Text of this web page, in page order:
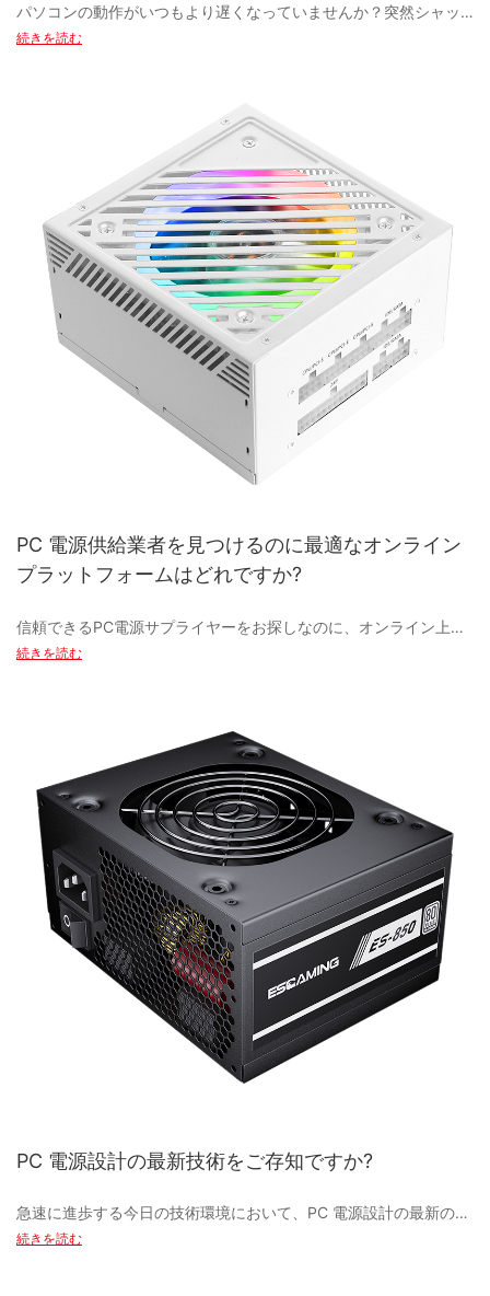
やハードウェアの故障につながる可能性があります。 これに対抗
するために、ゲーミング PC ケースメーカーは、液体冷却システ
冷却システムに加えて、ゲーミング PC ケースのメーカーは、美
観とカスタマイズ オプションにも重点を置いています。 多くのゲ
ーマーは自分のゲーム環境を誇りに思っており、自分の個性や好
みを PC に反映させたいと考えています。 ゲーミング PC ケース
には現在、さまざまなデザイン、色、サイズがあり、ゲーマーは
自分のスタイルに合ったケースを選択できます。 一部のゲーミン
グ PC ケースには、カスタマイズ可能な RGB 照明、強化ガラス パ
ネル、ケーブル管理システムが搭載されており、すっきりと洗練
された外観を実現しています。
ゲーミング PC ケースの製造に関しては、OEM (相手先ブランド製
造会社) と ODM (相手先ブランド設計会社) という 2 つの主なタイ
スを設計および製造します。 どちらのタイプのサプライヤーもゲ
ーミング PC 業界で重要な役割を果たし、ゲーマーが幅広い種類
の高品質ケースから選択できるようにしています。
近年、ゲーミング PC ケースメーカーも、高度な素材や製造技術
る素材で作られているものもあります。 これらの素材は、ケース
の耐久性と美観を向上させるだけでなく、放熱性と全体的なパフ
ォーマンスの向上にも役立ちます。
全体的に、ゲーミング PC ケースの進化は、冷却技術、カスタマ
イズ オプション、製造手法の進歩など、さまざまな要因の組み合
わせによって推進されてきました。 ゲーミング PC はますます強
力かつ洗練されていくため、将来的にはさらに革新的なデザイン
と機能が登場すると予想されます。 カジュアルゲーマーであって
も、ハードコアな愛好家であっても、貴重なハードウェアを保護
し、ゲーム体験を向上させるには、高品質のゲーミング PC ケー
スが不可欠です。 ゲーミング セットアップに最適な品質の製品を
確実に手に入れるために、評判の良いゲーミング PC ケースのサ
プライヤーとメーカーを探してください。
に、高性能の PC を持つことが不可欠です。 ゲーミング PC の重
要なコンポーネントの 1 つはケースです。ケースは内部コンポー
パソコンの動作がいつもより遅くなっていませんか？突然シャッ
トダウンしたりフリーズしたりしていませんか？PCの電源をアッ
説明します。 新しい電源装置への交換時期を示す兆候と、このア
ップグレードを行う利点について詳しく説明します。
電源アップグレードの重要性
テクノロジーが急速に進歩し続けるにつれ、多くのコンピュータ
ー ユーザーは、PC の電源を定期的にアップグレードする必要が
あるかどうか疑問に思うようになります。 この記事では、電源装
置のアップグレードの重要性と、それがすべてのコンピューター
ユーザーにとって優先事項である理由について詳しく説明しま
PC 電源装置は、壁のコンセントからの AC 電源を、コンピュータ
ントです。 信頼できる電源がなければ、コンピュータ システムは
正常に機能できず、システム クラッシュ、ハードウェアの問題、
さらにはコンポーネントの損傷につながる可能性があります。
PC の電源を定期的にアップグレードすることが重要な主な理由の
ネントはより強力になり、エネルギー消費量も増大しているた
め、効率的に動作するにはより高いワット数の電源が必要になり
ます。
電源装置をより高いワット数のモデルにアップグレードすること
で、コンピュータ システムにこれらの高度なコンポーネントをサ
ポートするのに十分な電力が確保され、電源装置の過負荷によっ
て発生する可能性のあるシステム クラッシュやハードウェアの問
題を防ぐことができます。 さらに、ワット数が高い電源装置を使
用すると、コンポーネントへの電力供給がより安定して信頼性が
高くなり、システム全体のパフォーマンスと寿命が向上します。
電源を定期的にアップグレードするもう 1 つの理由は、電源設計
信頼できる電源サプライヤまたは電源メーカーの新しい電源モデ
ルにアップグレードすることで、より高い効率評価、モジュラー
続きを読む
PC 電源供給業者を見つけるのに最適なオンライン
プラットフォームはどれですか?
信頼できるPC電源サプライヤーをお探しなのに、オンライン上に
無数の選択肢がありすぎて困っていませんか？もう探す必要はあ
せるお手伝いをします。
- PC電源サプライヤーの紹介
PC電源サプライヤーへ
コンピューターの構築またはアップグレードに関して、考慮すべ
き最も重要なコンポーネントの 1 つは電源ユニット (PSU) です。
PSU は、コンピューターのすべてのコンポーネントに必要な電力
を供給し、スムーズで効率的な動作を保証する役割を果たしま
す。 高性能 PC の需要の増加に伴い、PC 電源の市場は飛躍的に成
長し、このニッチな業界に対応する幅広いサプライヤーとメーカ
この記事では、「PC 電源、電源サプライヤー、電源メーカー」と
いうキーワードに焦点を当て、PC 電源サプライヤーを見つけるの
に最適なオンライン プラットフォームについて説明します。 初心
者の PC ビルダーであっても、システムのアップグレードを検討
している熟練の愛好家であっても、電源のニーズを満たす信頼性
続きを読む
PC 電源設計の最新技術をご存知ですか?
急速に進歩する今日の技術環境において、PC 電源設計の最新のイ
ノベーションを常に把握しておくことは、パフォーマンスと効率
続きを読む